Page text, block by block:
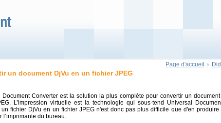
Page d'accueil
un document DjVu en un fichier JPEG
Document Converter est la solution la plus complète pour convertir un
L’impression virtuelle est la technologie qui sous-tend Universal
un fichier DjVu en un fichier JPEG n'est donc pas plus difficile que d'en produire
l’imprimante du bureau.